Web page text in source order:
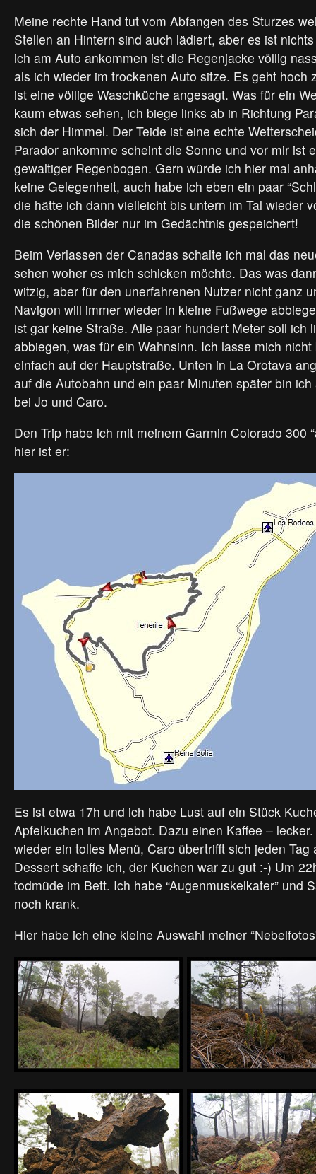
Meine rechte Hand tut vom Abfangen des Sturzes
Stellen an Hintern sind auch lädiert, aber es ist
ich am Auto ankommen ist die Regenjacke völlig
als ich wieder im trockenen Auto sitze. Es geht hoch
ist eine völlige Waschküche angesagt. Was für ein
kaum etwas sehen, ich biege links ab in Richtung
sich der Himmel. Der Teide ist eine echte
Parador ankomme scheint die Sonne und vor mir ist
gewaltiger Regenbogen. Gern würde ich hier mal
keine Gelegenheit, auch habe ich eben ein paar
die hätte ich dann vielleicht bis untern im Tal wieder
die schönen Bilder nur im Gedächtnis gespeichert!
Beim Verlassen der Canadas schalte ich mal das
sehen woher es mich schicken möchte. Das was
witzig, aber für den unerfahrenen Nutzer nicht ganz
Navigon will immer wieder in kleine Fußwege
ist gar keine Straße. Alle paar hundert Meter soll ich
abbiegen, was für ein Wahnsinn. Ich lasse mich
einfach auf der Hauptstraße. Unten in La Orotava
auf die Autobahn und ein paar Minuten später bin
bei Jo und Caro.
Den Trip habe ich mit meinem Garmin Colorado 300
hier ist er:
Es ist etwa 17h und ich habe Lust auf ein Stück
Apfelkuchen im Angebot. Dazu einen Kaffee –
wieder ein tolles Menü, Caro übertrifft sich jeden Tag
Dessert schaffe ich, der Kuchen war zu gut :-) Um
todmüde im Bett. Ich habe “Augenmuskelkater” und
noch krank.
Hier habe ich eine kleine Auswahl meiner